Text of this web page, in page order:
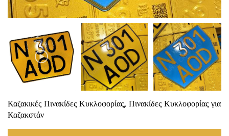
Καζακικές Πινακίδες Κυκλοφορίας, Πινακίδες Κυκλοφορίας για
Καζακστάν